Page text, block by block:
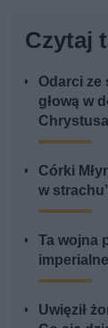
Czytaj
Odarci ze
głową w
Chrystusa
Córki
w
Ta wojna
Uwięził